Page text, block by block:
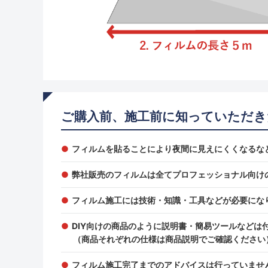
ご購入前、施工前に知っていただ
フィルムを貼ることにより夜間に見えにくくなる
弊社販売のフィルムは全てプロフェッショナル向
フィルム施工には技術・知識・工具などが必要にな
DIY向けの商品のように説明書・簡易ツールなどは
（商品それぞれの仕様は商品説明でご確認ください
フィルム施工完了までのアドバイスは行っていませ